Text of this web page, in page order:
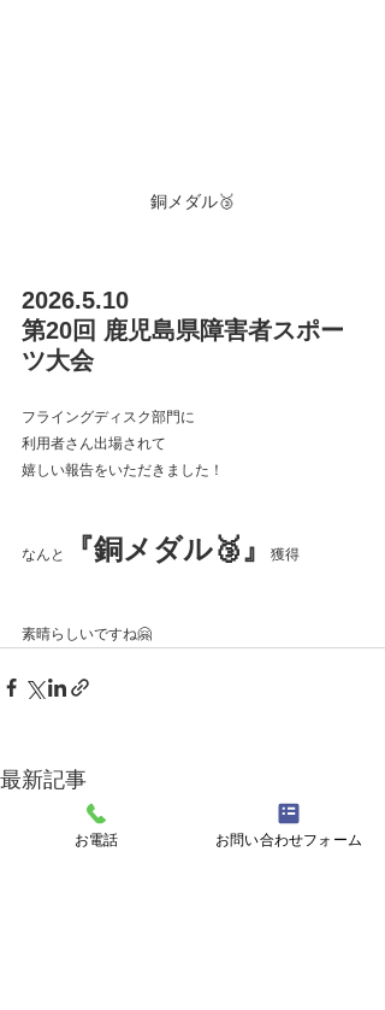
銅メダル🥉
2026.5.10
第20回 鹿児島県障害者スポー
ツ大会
フライングディスク部門に
利用者さん出場されて
嬉しい報告をいただきました！
なんと 『銅メダル🥉』 獲得
素晴らしいですね🤗
最新記事
お電話 お問い合わせフォーム